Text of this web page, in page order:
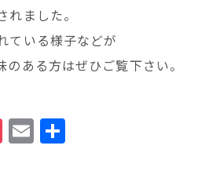
ました。
ている様子などが
ある方はぜひご覧下さい。
P
o
E
m